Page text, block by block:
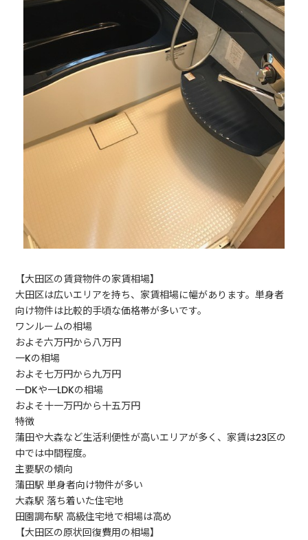
【大田区の賃貸物件の家賃相場】
大田区は広いエリアを持ち、家賃相場に幅があります。単身者
向け物件は比較的手頃な価格帯が多いです。
ワンルームの相場
およそ六万円から八万円
一Kの相場
およそ七万円から九万円
一DKや一LDKの相場
およそ十一万円から十五万円
特徴
蒲田や大森など生活利便性が高いエリアが多く、家賃は23区の
中では中間程度。
主要駅の傾向
蒲田駅 単身者向け物件が多い
大森駅 落ち着いた住宅地
田園調布駅 高級住宅地で相場は高め
【大田区の原状回復費用の相場】